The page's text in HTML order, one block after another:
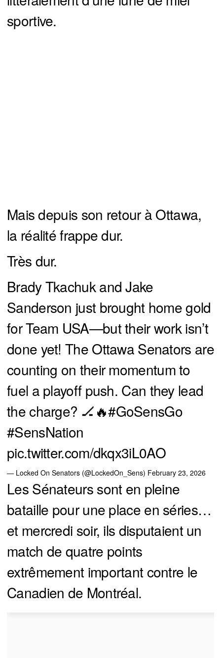
sportive.
Mais depuis son retour à Ottawa,
la réalité frappe dur.
Très dur.
Brady Tkachuk and Jake
Sanderson just brought home gold
for Team USA—but their work isn’t
done yet! The Ottawa Senators are
counting on their momentum to
fuel a playoff push. Can they lead
the charge? 🏒🔥#GoSensGo
#SensNation
pic.twitter.com/dkqx3iL0AO
— Locked On Senators (@LockedOn_Sens) February 23, 2026
Les Sénateurs sont en pleine
bataille pour une place en séries…
et mercredi soir, ils disputaient un
match de quatre points
extrêmement important contre le
Canadien de Montréal.